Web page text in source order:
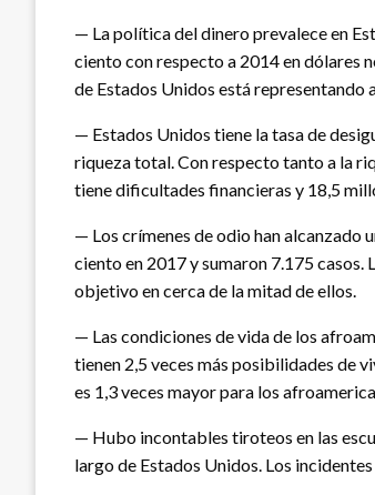
— La política del dinero prevalece en
ciento con respecto a 2014 en dólares
de Estados Unidos está representando
— Estados Unidos tiene la tasa de
riqueza total. Con respecto tanto a la
tiene dificultades financieras y 18,5
— Los crímenes de odio han alcanzado
ciento en 2017 y sumaron 7.175
objetivo en cerca de la mitad de ellos.
— Las condiciones de vida de los
tienen 2,5 veces más posibilidades de
es 1,3 veces mayor para los
— Hubo incontables tiroteos en las
largo de Estados Unidos. Los